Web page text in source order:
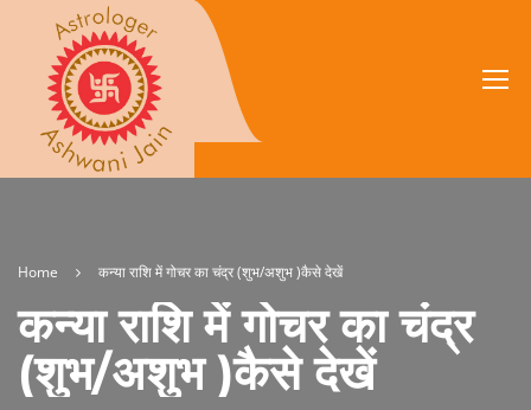
Home कन्या राशि में गोचर का चंद्र (शुभ/अशुभ )कैसे देखें
कन्या राशि में गोचर का चंद्र
(शुभ/अशुभ )कैसे देखें